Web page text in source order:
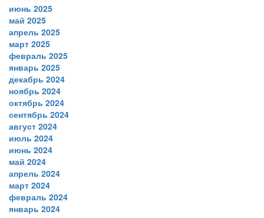
июнь 2025
май 2025
апрель 2025
март 2025
февраль 2025
январь 2025
декабрь 2024
ноябрь 2024
октябрь 2024
сентябрь 2024
август 2024
июль 2024
июнь 2024
май 2024
апрель 2024
март 2024
февраль 2024
январь 2024